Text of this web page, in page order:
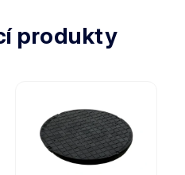
produkty